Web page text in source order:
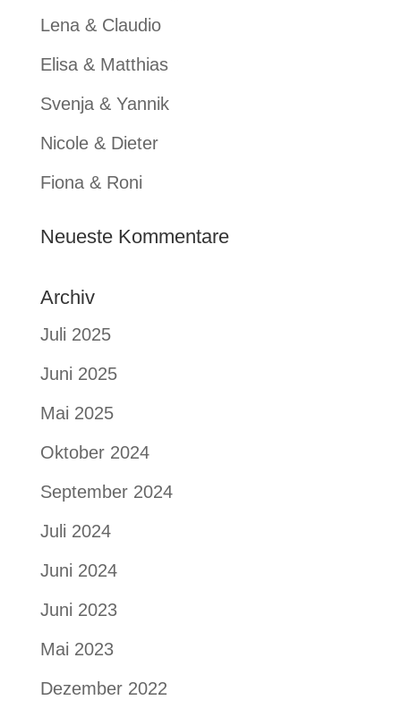
Lena & Claudio
Elisa & Matthias
Svenja & Yannik
Nicole & Dieter
Fiona & Roni
Neueste Kommentare
Archiv
Juli 2025
Juni 2025
Mai 2025
Oktober 2024
September 2024
Juli 2024
Juni 2024
Juni 2023
Mai 2023
Dezember 2022